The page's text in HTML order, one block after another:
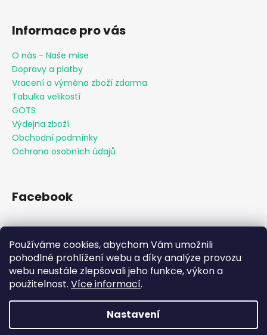
Používáme cookies, abychom Vám umožnili
pohodlné prohlížení webu a díky analýze provozu
webu neustále zlepšovali jeho funkce, výkon a
použitelnost. Více informací.
Nastavení
Informace pro vás
O nás - Naše mise
Dopravy a platby
Vracení a výměna zboží zdarma
Tabulka velikostí
GOTS
Výdejna zboží
Obchodní podmínky
Ochrana osobních údajů
Facebook
Přijímáme online platby